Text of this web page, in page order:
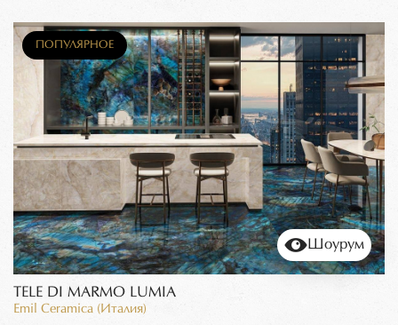
ПОПУЛЯРНОЕ
Шоурум
TELE DI MARMO LUMIA
Emil Ceramica (Италия)